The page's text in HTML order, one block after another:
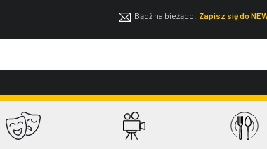
Bądź na bieżąco! Zapisz się do